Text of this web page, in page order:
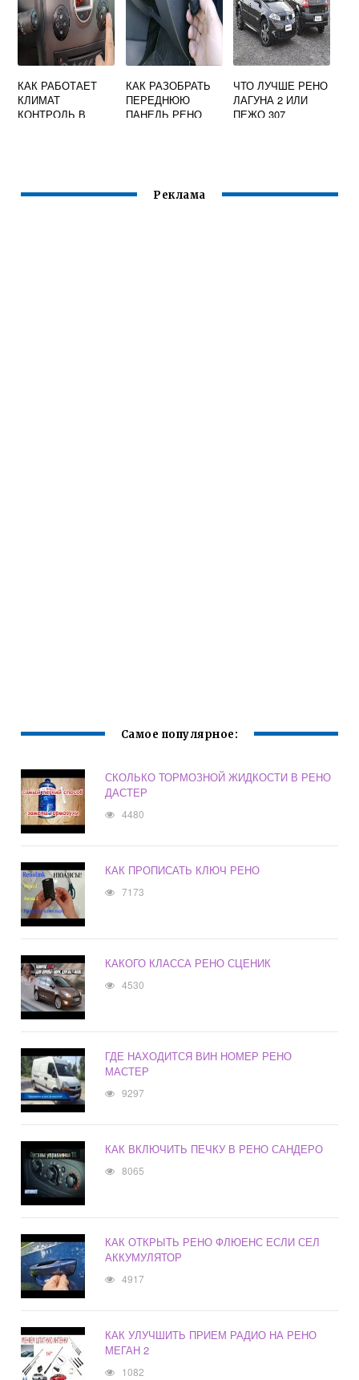
КАК РАБОТАЕТ
КЛИМАТ
КОНТРОЛЬ В
КАК РАЗОБРАТЬ
ПЕРЕДНЮЮ
ПАНЕЛЬ РЕНО
ЧТО ЛУЧШЕ РЕНО
ЛАГУНА 2 ИЛИ
ПЕЖО 307
Реклама
Самое популярное:
СКОЛЬКО ТОРМОЗНОЙ ЖИДКОСТИ В РЕНО
ДАСТЕР
4480
КАК ПРОПИСАТЬ КЛЮЧ РЕНО
7173
КАКОГО КЛАССА РЕНО СЦЕНИК
4530
ГДЕ НАХОДИТСЯ ВИН НОМЕР РЕНО
МАСТЕР
9297
КАК ВКЛЮЧИТЬ ПЕЧКУ В РЕНО САНДЕРО
8065
КАК ОТКРЫТЬ РЕНО ФЛЮЕНС ЕСЛИ СЕЛ
АККУМУЛЯТОР
4917
КАК УЛУЧШИТЬ ПРИЕМ РАДИО НА РЕНО
МЕГАН 2
1082